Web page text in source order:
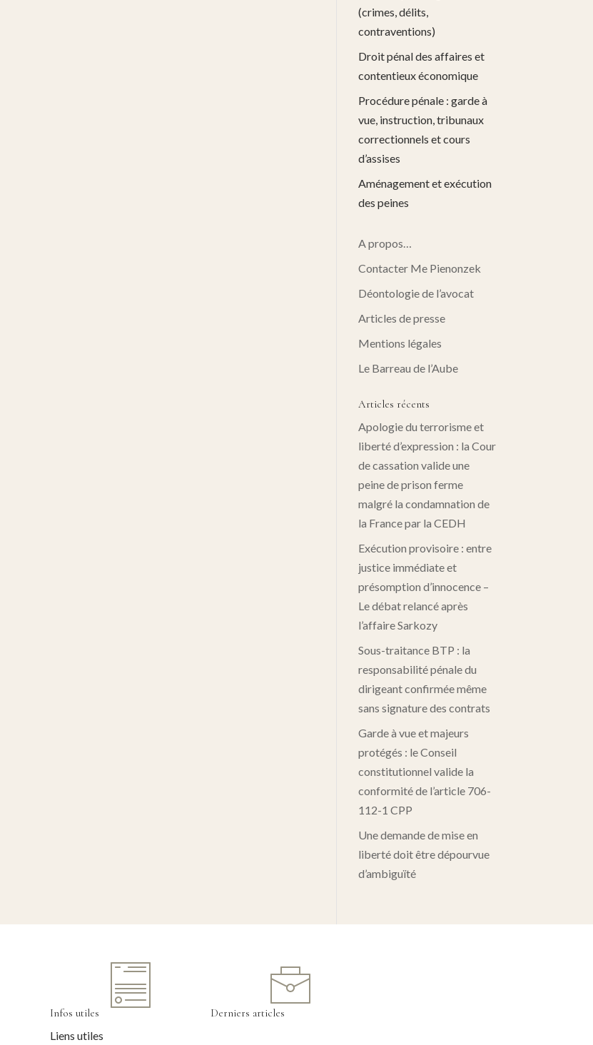
(crimes, délits,
contraventions)
Droit pénal des affaires et
contentieux économique
Procédure pénale : garde à
vue, instruction, tribunaux
correctionnels et cours
d’assises
Aménagement et exécution
des peines
A propos…
Contacter Me Pienonzek
Déontologie de l’avocat
Articles de presse
Mentions légales
Le Barreau de l’Aube
Articles récents
Apologie du terrorisme et
liberté d’expression : la Cour
de cassation valide une
peine de prison ferme
malgré la condamnation de
la France par la CEDH
Exécution provisoire : entre
justice immédiate et
présomption d’innocence –
Le débat relancé après
l’affaire Sarkozy
Sous-traitance BTP : la
responsabilité pénale du
dirigeant confirmée même
sans signature des contrats
Garde à vue et majeurs
protégés : le Conseil
constitutionnel valide la
conformité de l’article 706-
112-1 CPP
Une demande de mise en
liberté doit être dépourvue
d’ambiguïté
Infos utiles
Liens utiles
Derniers articles